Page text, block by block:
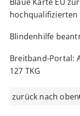
hochqualifizierten
Blindenhilfe
Breitband-Portal:
127 TKG
zurück nach oben